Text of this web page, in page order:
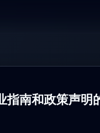
南和政策声明